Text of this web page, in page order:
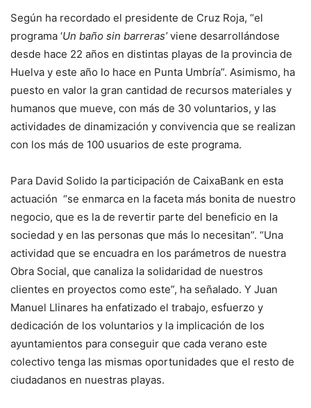
Según ha recordado el presidente de Cruz Roja, “el
programa ‘Un baño sin barreras’viene desarrollándose
desde hace 22 años en distintas playas de la provincia de
Huelva y este año lo hace en Punta Umbría”. Asimismo, ha
puesto en valor la gran cantidad de recursos materiales y
humanos que mueve, con más de 30 voluntarios, y las
actividades de dinamización y convivencia que se realizan
con los más de 100 usuarios de este programa.
Para David Solido la participación de CaixaBank en esta
actuación “se enmarca en la faceta más bonita de nuestro
negocio, que es la de revertir parte del beneficio en la
sociedad y en las personas que más lo necesitan”. “Una
actividad que se encuadra en los parámetros de nuestra
Obra Social, que canaliza la solidaridad de nuestros
clientes en proyectos como este”, ha señalado. Y Juan
Manuel Llinares ha enfatizado el trabajo, esfuerzo y
dedicación de los voluntarios y la implicación de los
ayuntamientos para conseguir que cada verano este
colectivo tenga las mismas oportunidades que el resto de
ciudadanos en nuestras playas.